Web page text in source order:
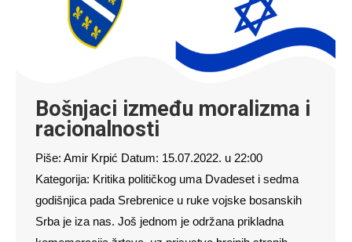
Bošnjaci između moralizma i
racionalnosti
Piše: Amir Krpić Datum: 15.07.2022. u 22:00
Kategorija: Kritika političkog uma Dvadeset i sedma
godišnjica pada Srebrenice u ruke vojske bosanskih
Srba je iza nas. Još jednom je održana prikladna